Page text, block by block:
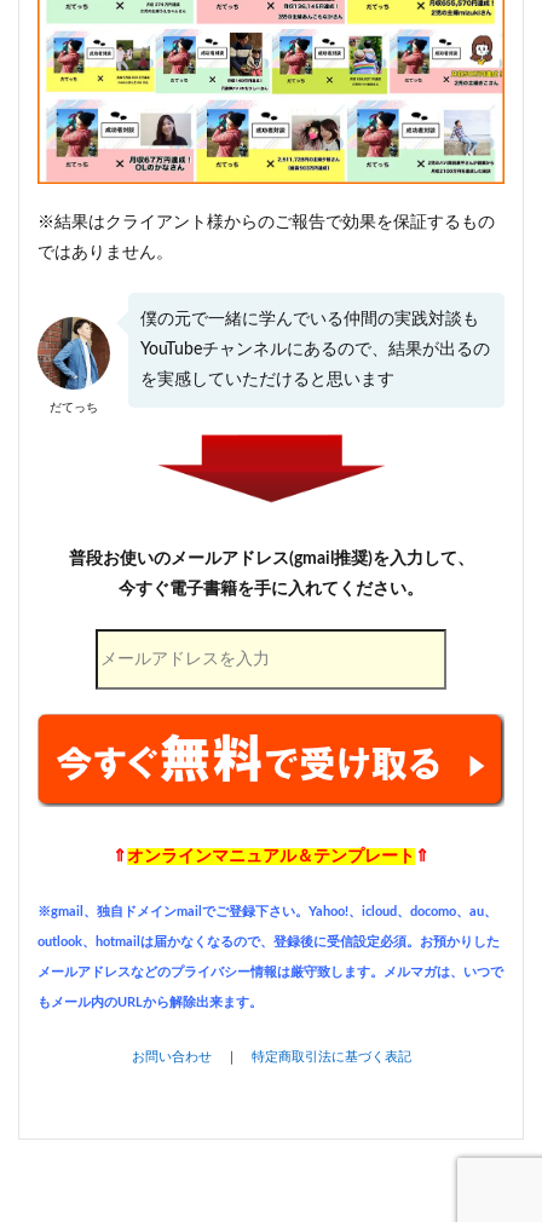
※結果はクライアント様からのご報告で効果を保証するもの
ではありません。
だてっち
僕の元で一緒に学んでいる仲間の実践対談も
YouTubeチャンネルにあるので、結果が出るの
を実感していただけると思います
普段お使いのメールアドレス(gmail推奨)を入力して、
今すぐ電子書籍を手に入れてください。
⇑オンラインマニュアル＆テンプレート ⇑
※gmail、独自ドメインmailでご登録下さい。Yahoo!、icloud、docomo、au、
outlook、hotmailは届かなくなるので、登録後に受信設定必須。お預かりした
メールアドレスなどのプライバシー情報は厳守致します。メルマガは、いつで
もメール内のURLから解除出来ます。
お問い合わせ｜ 特定商取引法に基づく表記